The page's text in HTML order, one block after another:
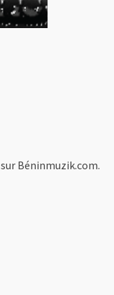
sur Béninmuzik.com.